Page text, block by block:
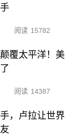
阅读 15782
覆太平洋！美
阅读 14387
，卢拉让世界